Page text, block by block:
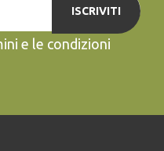
ISCRIVITI
e le condizioni